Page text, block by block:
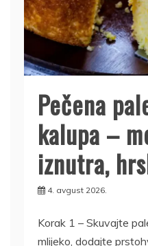
Pečena
kalupa –
iznutra,
4. avgust 2026.
Korak 1 – Skuvajte
mlijeko, dodajte